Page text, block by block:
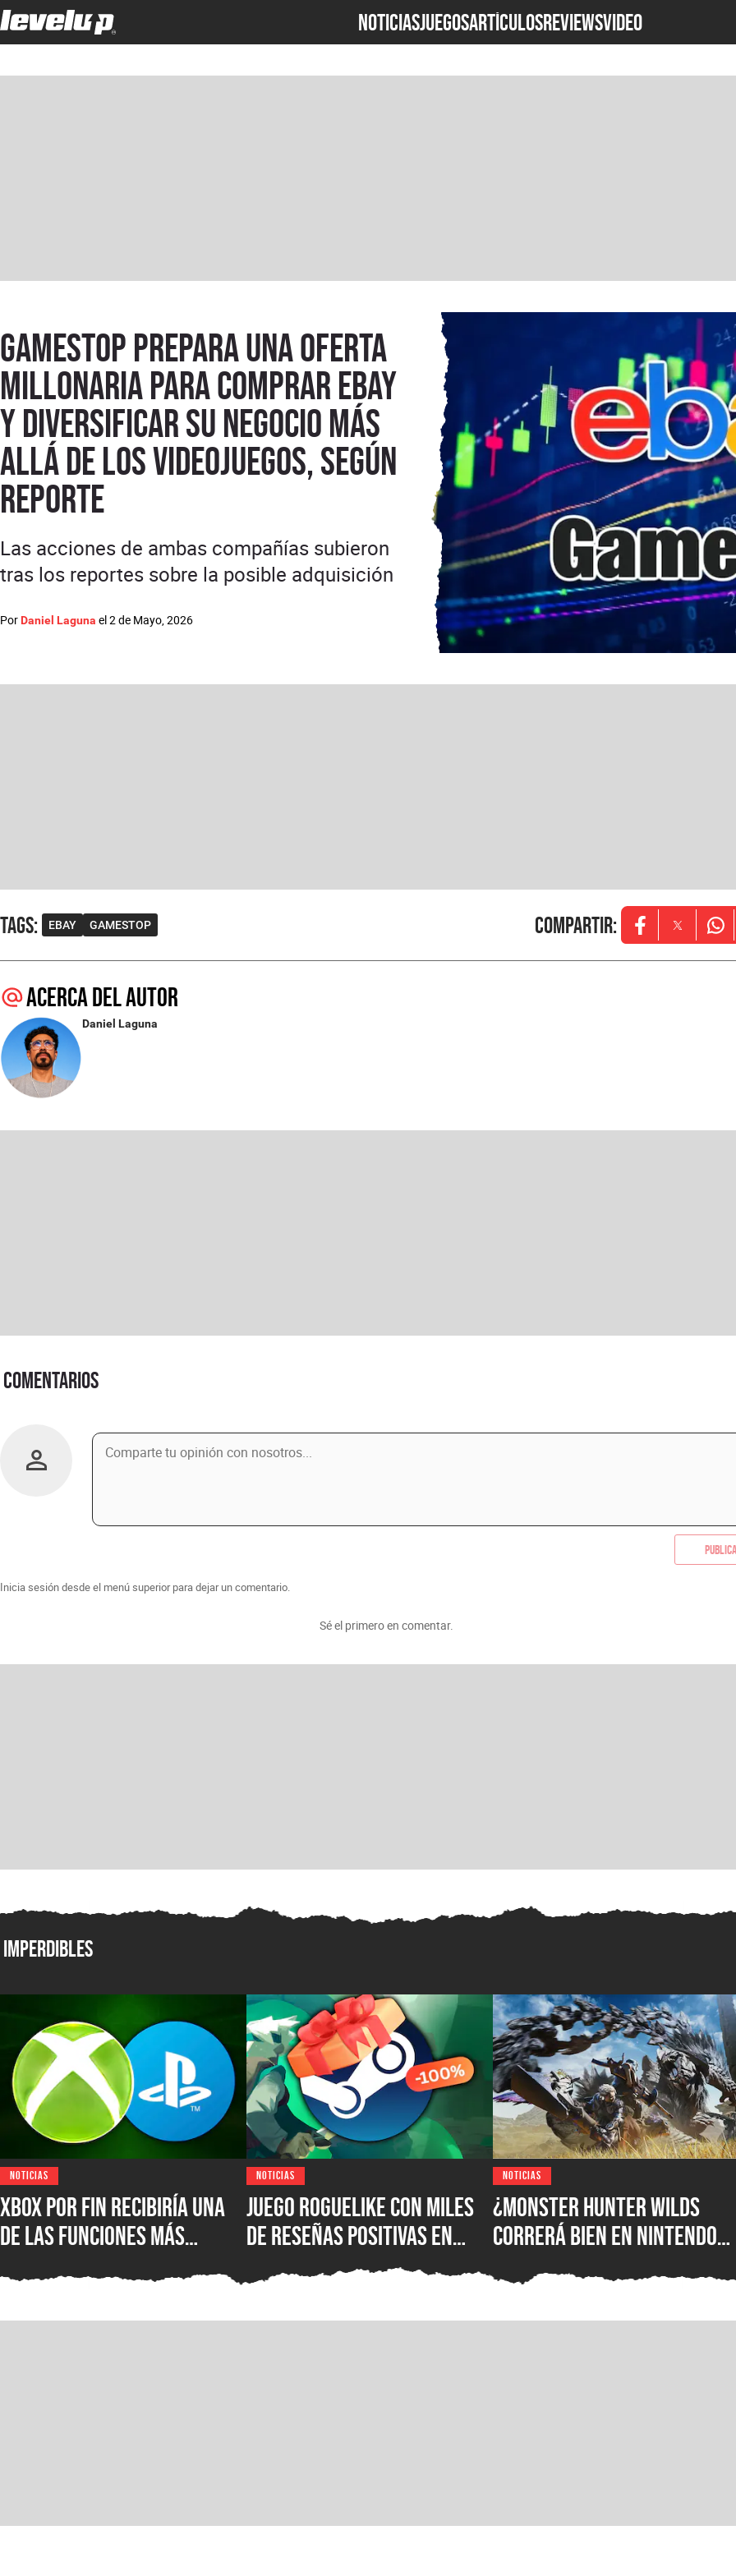
NOTICIASJUEGOSARTÍCULOSREVIEWSVideo
GameStop prepara una oferta
millonaria para comprar eBay
y diversificar su negocio más
allá de los videojuegos, según
reporte
Por Daniel Laguna el2 de Mayo, 2026
Las acciones de ambas compañías subieron
tras los reportes sobre la posible adquisición
Tags: EBAY GAMESTOP Compartir: Opens in new
Opens in
Acerca del autor
Daniel Laguna
Comentarios
Inicia sesión desde el menú superior para dejar un comentario.
Sé el primero en comentar.
Imperdibles
NOTICIAS
XBOX por fin recibiría una
de las funciones más
pedido durante años
NOTICIAS
Juego roguelike con miles
de reseñas positivas en
Steam tiene 100% de
descuento y está
disponible completamente
NOTICIAS
¿Monster Hunter Wilds
correrá bien en Nintendo
revela la resolución y un
rendimiento que pocos